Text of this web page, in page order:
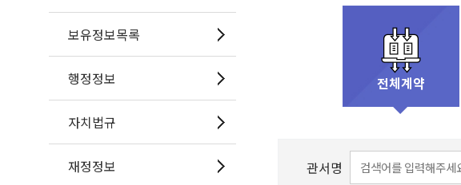
보유정보목록
행정정보
자치법규
재정정보
전체계약
관서명